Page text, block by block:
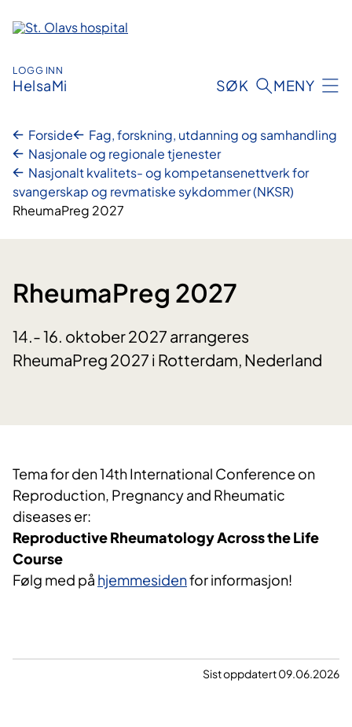
innhold
LOGG INN
HelsaMi SØK MENY
Forside
Fag, forskning, utdanning og samhandling
Nasjonale og regionale tjenester
Nasjonalt kvalitets- og kompetansenettverk for
svangerskap og revmatiske sykdommer (NKSR)
RheumaPreg 2027
RheumaPreg 2027
14.- 16. oktober 2027 arrangeres
RheumaPreg 2027 i Rotterdam, Nederland
Tema for den 14th International Conference on
Reproduction, Pregnancy and Rheumatic
diseases er:
Reproductive Rheumatology Across the Life
Course
Følg med på hjemmesidenfor informasjon!
Sist oppdatert 09.06.2026